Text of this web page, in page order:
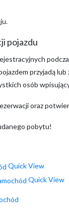
pojazdu
przyjadą
osób
oraz
pobytu!
Quick View
Quick View